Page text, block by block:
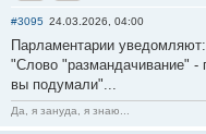
#3095 24.03.2026, 04:00
Парламентарии уведомляют:
"Слово "размандачивание" -
вы подумали"...
Да, я зануда, я знаю...